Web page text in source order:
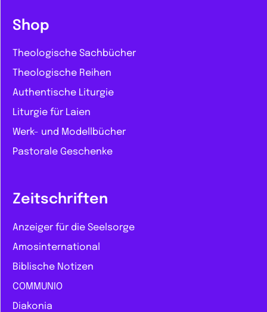
Shop
Theologische Sachbücher
Theologische Reihen
Authentische Liturgie
Liturgie für Laien
Werk- und Modellbücher
Pastorale Geschenke
Zeitschriften
Anzeiger für die Seelsorge
Amosinternational
Biblische Notizen
COMMUNIO
Diakonia